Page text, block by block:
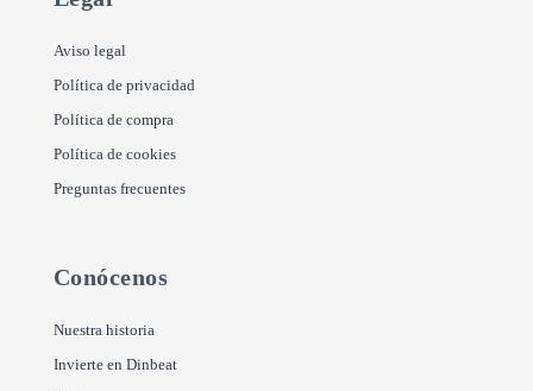
Aviso legal
Política de privacidad
Política de compra
Política de cookies
Preguntas frecuentes
Conócenos
Nuestra historia
Invierte en Dinbeat